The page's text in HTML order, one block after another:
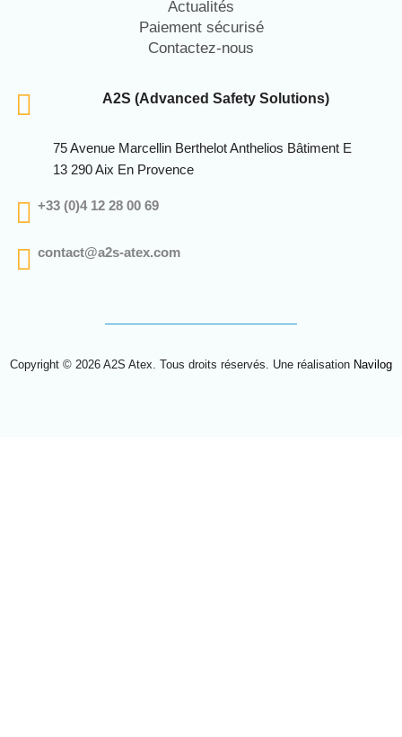
Actualités
Paiement sécurisé
Contactez-nous
A2S (Advanced Safety Solutions)
75 Avenue Marcellin Berthelot Anthelios Bâtiment E
13 290 Aix En Provence
+33 (0)4 12 28 00 69
contact@a2s-atex.com
Copyright © 2026 A2S Atex. Tous droits réservés. Une réalisation Navilog